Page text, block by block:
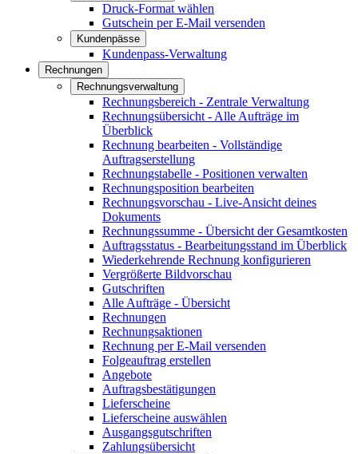
Druck-Format wählen
Gutschein per E-Mail versenden
Kundenpässe
Kundenpass-Verwaltung
Rechnungen
Rechnungsverwaltung
Rechnungsbereich - Zentrale Verwaltung
Rechnungsübersicht - Alle Aufträge im
Überblick
Rechnung bearbeiten - Vollständige
Auftragserstellung
Rechnungstabelle - Positionen verwalten
Rechnungsposition bearbeiten
Rechnungsvorschau - Live-Ansicht deines
Dokuments
Rechnungssumme - Übersicht der Gesamtkosten
Auftragsstatus - Bearbeitungsstand im Überblick
Wiederkehrende Rechnung konfigurieren
Vergrößerte Bildvorschau
Gutschriften
Alle Aufträge - Übersicht
Rechnungen
Rechnungsaktionen
Rechnung per E-Mail versenden
Folgeauftrag erstellen
Angebote
Auftragsbestätigungen
Lieferscheine
Lieferscheine auswählen
Ausgangsgutschriften
Zahlungsübersicht